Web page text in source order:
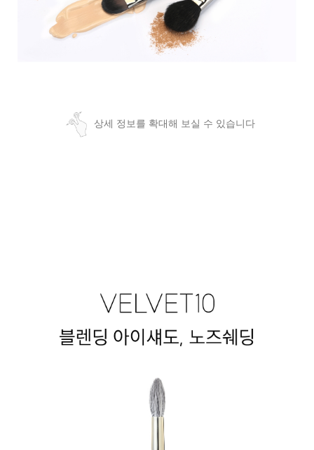
상세 정보를 확대해 보실 수 있습니다